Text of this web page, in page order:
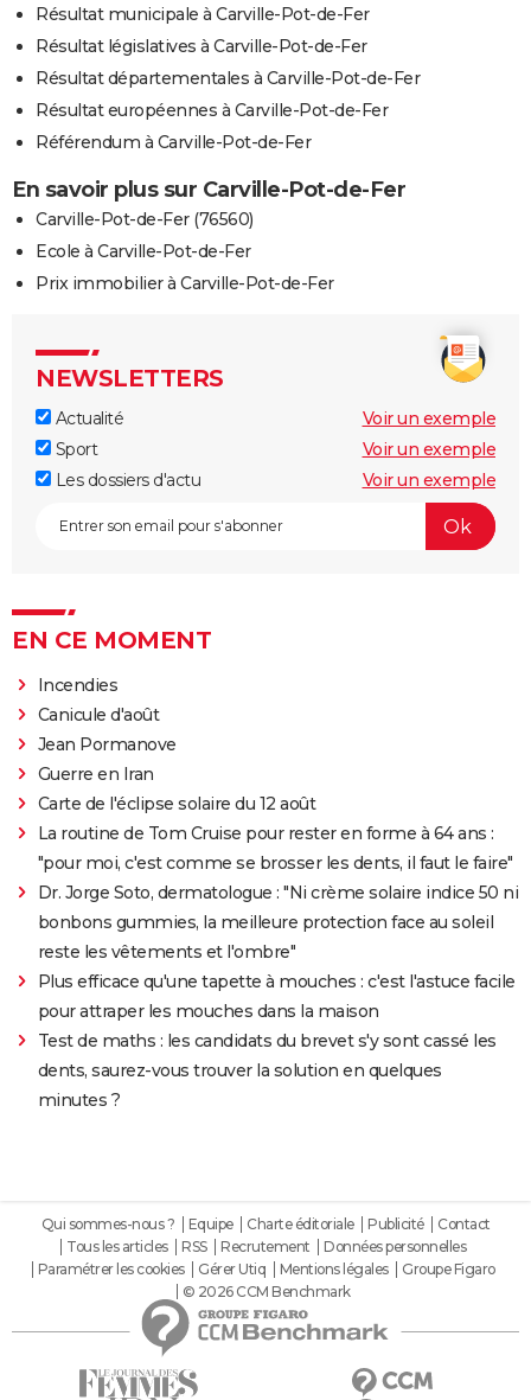
Résultat municipale à Carville-Pot-de-Fer
Résultat législatives à Carville-Pot-de-Fer
Résultat départementales à Carville-Pot-de-Fer
Résultat européennes à Carville-Pot-de-Fer
Référendum à Carville-Pot-de-Fer
En savoir plus sur Carville-Pot-de-Fer
Carville-Pot-de-Fer (76560)
Ecole à Carville-Pot-de-Fer
Prix immobilier à Carville-Pot-de-Fer
NEWSLETTERS
Actualité
Voir un exemple
Sport
Voir un exemple
Les dossiers d'actu
Voir un exemple
EN CE MOMENT
Incendies
Canicule d'août
Jean Pormanove
Guerre en Iran
Carte de l'éclipse solaire du 12 août
La routine de Tom Cruise pour rester en forme à 64 ans :
"pour moi, c'est comme se brosser les dents, il faut le faire"
Dr. Jorge Soto, dermatologue : "Ni crème solaire indice 50 ni
bonbons gummies, la meilleure protection face au soleil
reste les vêtements et l'ombre"
Plus efficace qu'une tapette à mouches : c'est l'astuce facile
pour attraper les mouches dans la maison
Test de maths : les candidats du brevet s'y sont cassé les
dents, saurez-vous trouver la solution en quelques
minutes ?
Qui sommes-nous ? Equipe Charte éditoriale Publicité
Contact
Tous les articles
RSS Recrutement
Données personnelles
Paramétrer les cookies
Gérer Utiq Mentions légales
Groupe Figaro
© 2026 CCM Benchmark